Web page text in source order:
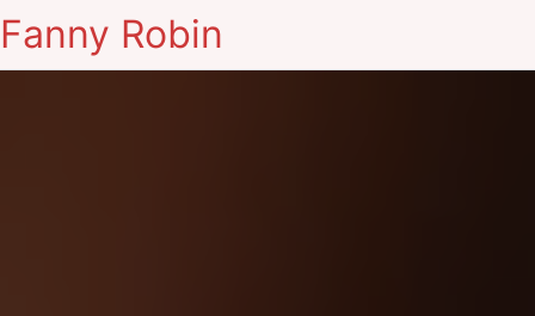
Fanny Robin